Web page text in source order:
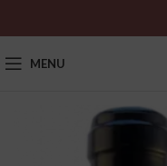
MENU